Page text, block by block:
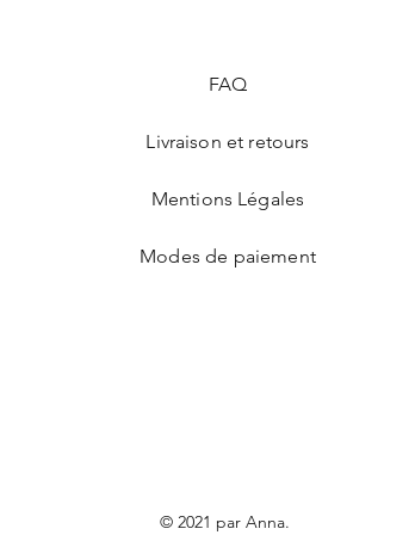
FAQ
Livraison et retours
Mentions Légales
Modes de paiement
© 2021 par Anna.